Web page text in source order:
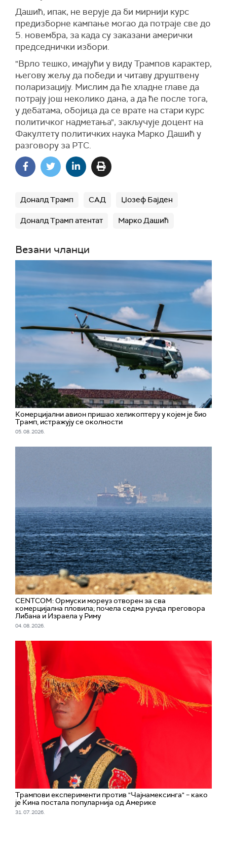
Дашић, ипак, не верује да би мирнији курс
предизборне кампање могао да потраје све до
5. новембра, за када су заказани амерички
председнички избори.
"Врло тешко, имајући у виду Трампов карактер,
његову жељу да победи и читаву друштвену
поларизацију. Мислим да ће хладне главе да
потрају још неколико дана, а да ће после тога,
у дебатама, обојица да се врате на стари курс
политичког надметања", закључује доцент на
Факултету политичких наука Марко Дашић у
разговору за РТС.
Доналд Трамп САД Џозеф Бајден
Доналд Трамп атентат Марко Дашић
Везани чланци
Комерцијални авион пришао хеликоптеру у којем је био
Трамп, истражују се околности
05. 08. 2026.
CENTCOM: Ормуски мореуз отворен за сва
комерцијална пловила; почела седма рунда преговора
Либана и Израела у Риму
04. 08. 2026.
Трампови експерименти против "Чајнамексинга" – како
је Кина постала популарнија од Америке
31. 07. 2026.